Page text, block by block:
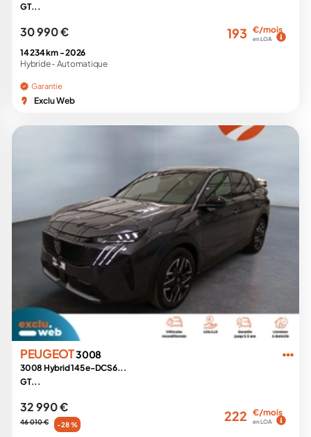
GT...
30 990 € 193 €/mois
en LOA
14 234 km -2026
Hybride - Automatique
Garantie
Exclu Web
PEUGEOT3008
3008 Hybrid 145 e-DCS6...
GT...
32 990 €
46 010 € -28 %
222 €/mois
en LOA